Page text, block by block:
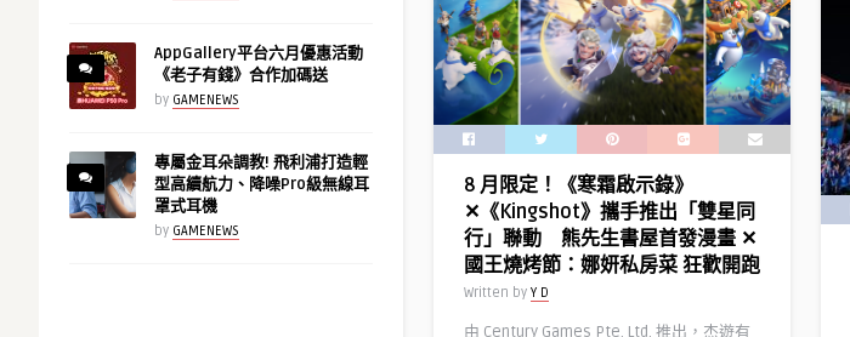
AppGallery平台六月優惠活動
《老子有錢》合作加碼送
by GAMENEWS
專屬金耳朵調教! 飛利浦打造輕
型高續航力、降噪Pro級無線耳
罩式耳機
by GAMENEWS
8 月限定！《寒霜啟示錄》
✕《Kingshot》攜手推出「雙星同
行」聯動 熊先生書屋首發漫畫 ✕
國王燒烤節：娜妍私房菜 狂歡開跑
Written by Y D
由 Century Games Pte. Ltd. 推出，杰遊有